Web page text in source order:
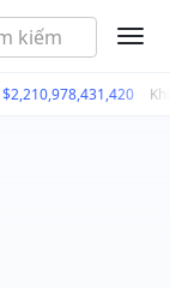
$2,210,978,431,420